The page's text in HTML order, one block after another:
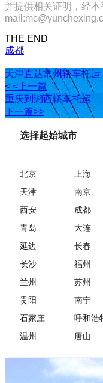
并提供相关证明，经
THE END
成都
天津直达常州轿车托运
< <上一篇
重庆到湘西轿车托运
下一篇>>
选择起始城市
北京 上海
天津
南京
西安
成都
青岛
大连
延边
长春
长沙
福州
兰州
苏州
贵阳
南宁
石家庄
呼和浩
温州
唐山